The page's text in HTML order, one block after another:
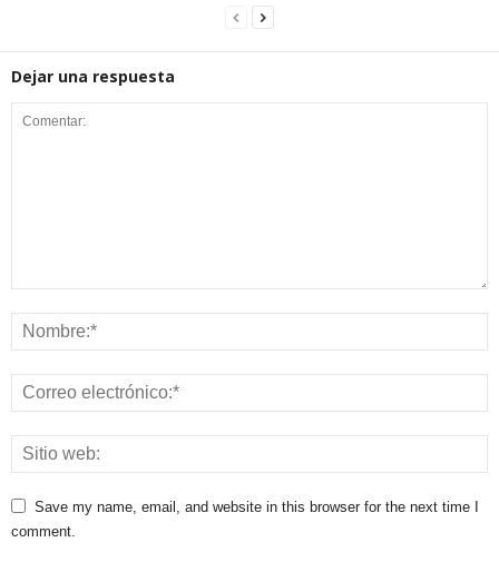
Dejar una respuesta
Save my name, email, and website in this browser for the next time I
comment.